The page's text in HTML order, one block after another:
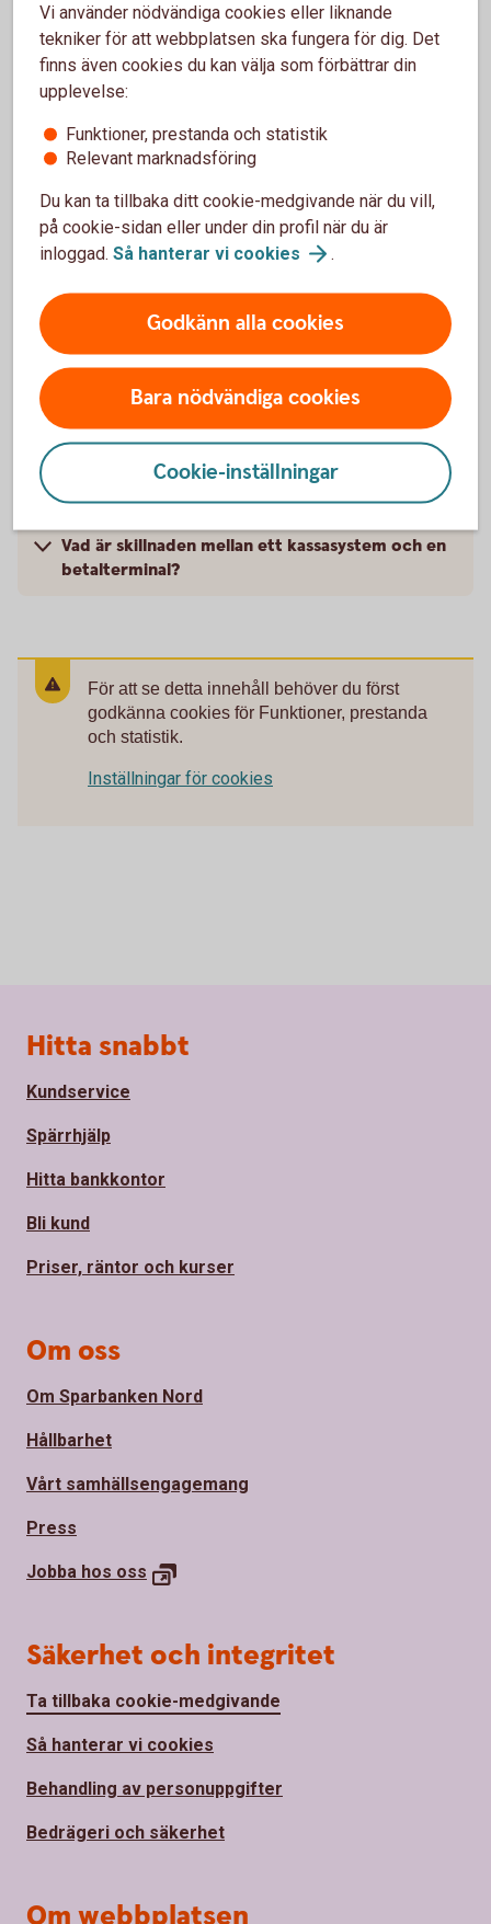
Full kontroll över försäljningen
tydliga rapporter och statistik. Ytterligare analyser
och integrationer tillgängliga beroende på ditt val av
kassaleverantör.
Pay Premium – pris och villkor
När måste man ha ett kassasystem?
Vad kan man använda istället för en kassa?
Vad är skillnaden mellan ett kassasystem och en
betalterminal?
För att se detta innehåll behöver du först
godkänna cookies för Funktioner, prestanda
och statistik.
Inställningar för cookies
Vi använder nödvändiga cookies eller liknande
tekniker för att webbplatsen ska fungera för dig. Det
finns även cookies du kan välja som förbättrar din
upplevelse:
Funktioner, prestanda och statistik
Relevant marknadsföring
Du kan ta tillbaka ditt cookie-medgivande när du vill,
på cookie-sidan eller under din profil när du är
inloggad. Så hanterar vi cookies .
Godkänn alla cookies
Bara nödvändiga cookies
Cookie-inställningar
Sidfot
Hitta snabbt
Kundservice
Spärrhjälp
Hitta bankkontor
Bli kund
Priser, räntor och kurser
Om oss
Om Sparbanken Nord
Hållbarhet
Vårt samhällsengagemang
Press
Jobba hos oss
Säkerhet och integritet
Ta tillbaka cookie-medgivande
Så hanterar vi cookies
Behandling av personuppgifter
Bedrägeri och säkerhet